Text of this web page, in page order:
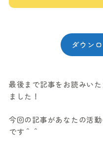
ダウン
最後まで記事をお読みい
ました！
今回の記事があなたの活
です＾＾